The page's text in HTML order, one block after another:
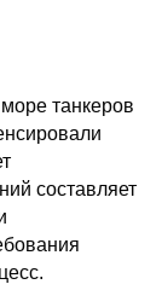
танкеров
составляет